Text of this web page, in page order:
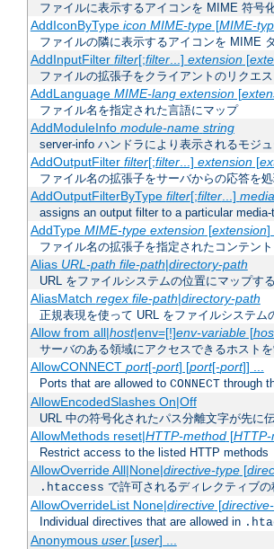
ファイルに表示するアイコンを MIME 符号
AddIconByType icon MIME-type[MIME-
ファイルの隣に表示するアイコンを MIME
AddInputFilter filter[;filter...] extension[
ファイルの拡張子をクライアントのリクエ
AddLanguage MIME-lang extension[
ファイル名を指定された言語にマップ
AddModuleInfo module-name string
server-info ハンドラにより表示されるモジ
AddOutputFilter filter[;filter...] extension[
ファイル名の拡張子をサーバからの応答を
AddOutputFilterByType filter[;filter...]
assigns an output filter to a particular media-
AddType MIME-type extension[extension]
ファイル名の拡張子を指定されたコンテン
Alias URL-path file-path|directory-path
URL をファイルシステムの位置にマップする
AliasMatch regex file-path|directory-path
正規表現を使って URL をファイルシステム
Allow from all|host|env=[!]env-variable[
サーバのある領域にアクセスできるホスト
AllowCONNECT port[-port] [port[-port]] ...
Ports that are allowed to CONNECT through
AllowEncodedSlashes On|Off
URL 中の符号化されたパス分離文字が先に
AllowMethods reset|HTTP-method[
Restrict access to the listed HTTP methods
AllowOverride All|None|directive-type[
.htaccess で許可されるディレクティブの
AllowOverrideList None|directive[
Individual directives that are allowed in
Anonymous user[user] ...